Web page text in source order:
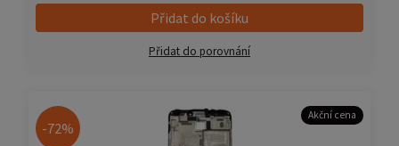
Přidat do košíku
Přidat do porovnání
-72%
Akční cena